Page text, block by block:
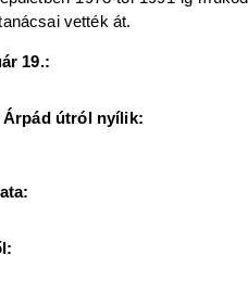
vették át.
19.:
Árpád útról nyílik: